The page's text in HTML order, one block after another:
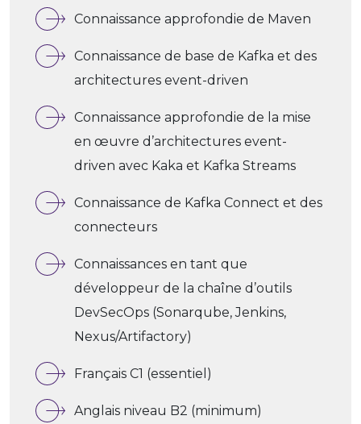
Connaissance approfondie de Maven
Connaissance de base de Kafka et des
architectures event-driven
Connaissance approfondie de la mise
en œuvre d’architectures event-
driven avec Kaka et Kafka Streams
Connaissance de Kafka Connect et des
connecteurs
Connaissances en tant que
développeur de la chaîne d’outils
DevSecOps (Sonarqube, Jenkins,
Nexus/Artifactory)
Français C1 (essentiel)
Anglais niveau B2 (minimum)